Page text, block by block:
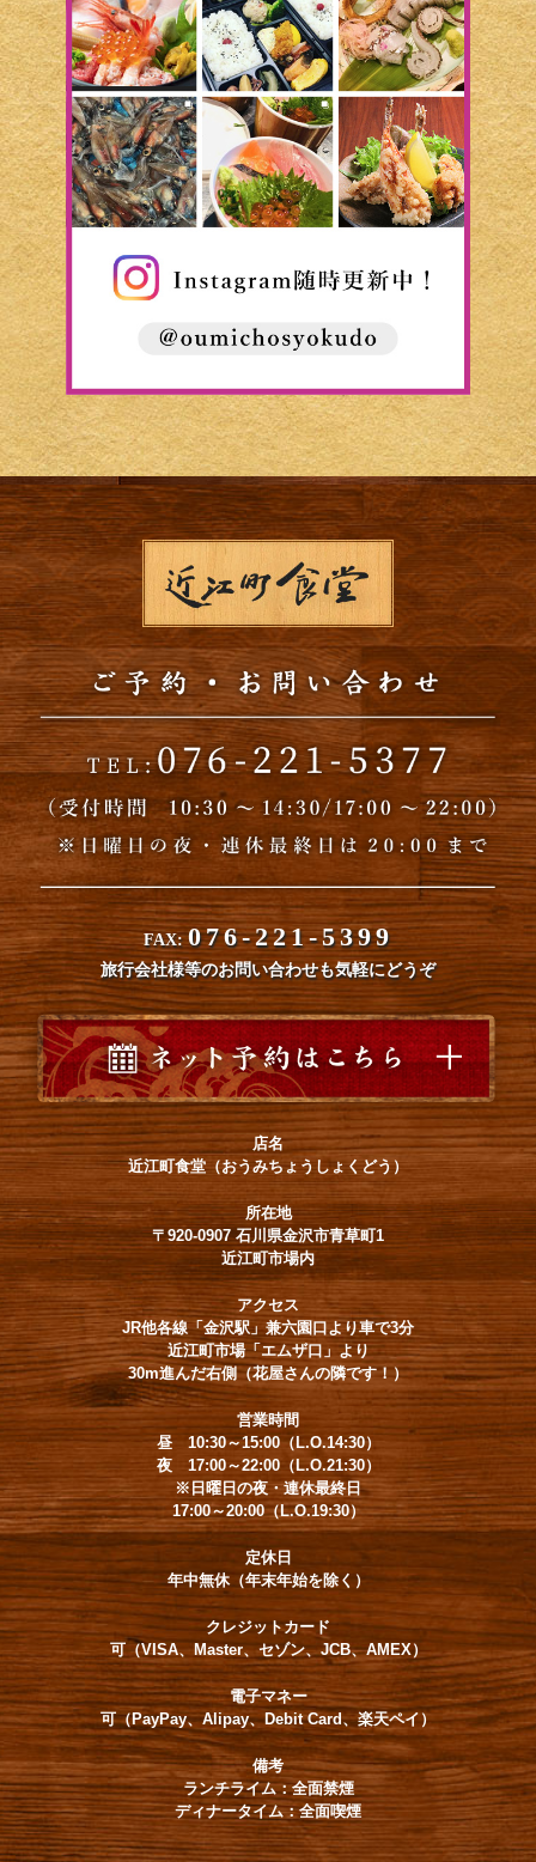
FAX:076-221-5399
旅行会社様等のお問い合わせも気軽にどうぞ
店名
近江町食堂（おうみちょうしょくどう）
所在地
〒920-0907 石川県金沢市青草町1
近江町市場内
アクセス
JR他各線「金沢駅」兼六園口より車で3分
近江町市場「エムザ口」より
30m進んだ右側（花屋さんの隣です！）
営業時間
昼 10:30～15:00（L.O.14:30）
夜 17:00～22:00（L.O.21:30）
※日曜日の夜・連休最終日
17:00～20:00（L.O.19:30）
定休日
年中無休（年末年始を除く）
クレジットカード
可（VISA、Master、セゾン、JCB、AMEX）
電子マネー
可（PayPay、Alipay、Debit Card、楽天ペイ）
備考
ランチライム：全面禁煙
ディナータイム：全面喫煙